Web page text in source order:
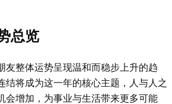
总览
友整体运势呈现温和而稳步上升的趋
结将成为这一年的核心主题，人与人之
会增加，为事业与生活带来更多可能